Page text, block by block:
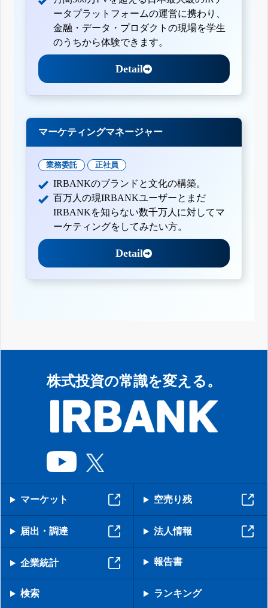
ータプラットフォームの運営に携わり、
金融・データ・プロダクトの現場を学生
のうちから体験できます。
Detail
マーケティングマネージャー
業務委託 正社員
IRBANKのブランドと文化の構築。
百万人の現IRBANKユーザーとまだ
IRBANKを知らない数千万人に対してマ
ーケティングをしてみたい方。
Detail
株式投資の常識を変える。
マーケット 空売り残
届出・調達 法人情報
企業統計 報告書
検索 ランキング